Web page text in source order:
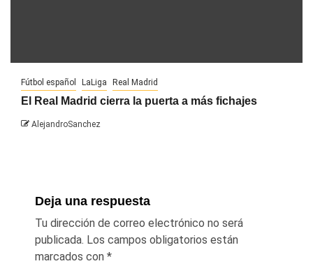
Fútbol español LaLiga Real Madrid
El Real Madrid cierra la puerta a más fichajes
AlejandroSanchez
Deja una respuesta
Tu dirección de correo electrónico no será
publicada. Los campos obligatorios están
marcados con *